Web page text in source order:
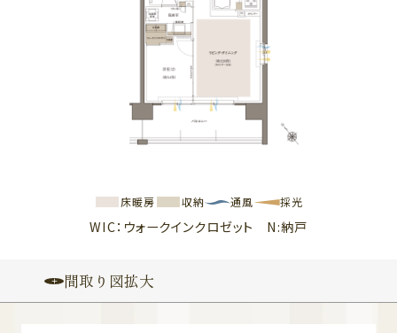
WIC：ウォークインクロゼット N:納戸
間取り図拡大